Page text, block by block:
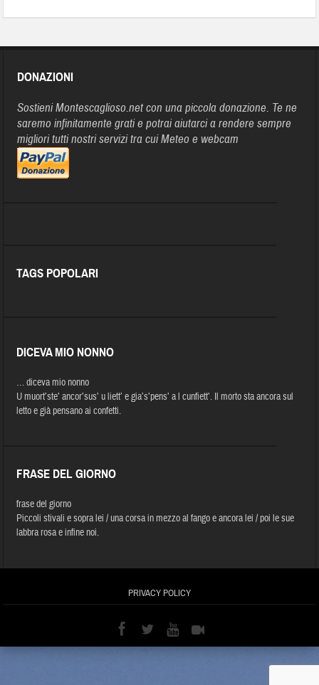
DONAZIONI
Sostieni Montescaglioso.net con una piccola donazione. Te ne
saremo infinitamente grati e potrai aiutarci a rendere sempre
migliori tutti nostri servizi tra cui Meteo e webcam
TAGS POPOLARI
DICEVA MIO NONNO
… diceva mio nonno
U muort’ste’ ancor’sus’ u liett’ e gia’s’pens’ a l cunfiett’. Il morto sta ancora sul
letto e già pensano ai confetti.
FRASE DEL GIORNO
frase del giorno
Piccoli stivali e sopra lei / una corsa in mezzo al fango e ancora lei / poi le sue
labbra rosa e infine noi.
PRIVACY POLICY